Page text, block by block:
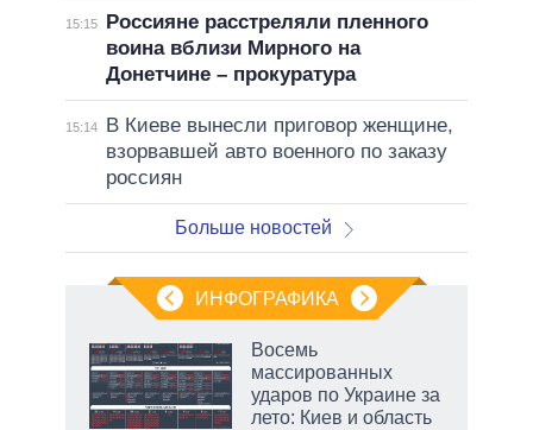
15:15
Россияне расстреляли пленного
воина вблизи Мирного на
Донетчине – прокуратура
15:14
В Киеве вынесли приговор женщине,
взорвавшей авто военного по заказу
россиян
Больше новостей
ИНФОГРАФИКА
Восемь
массированных
ударов по Украине за
лето: Киев и область